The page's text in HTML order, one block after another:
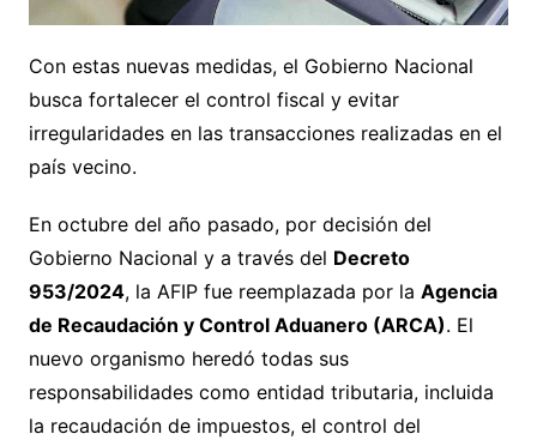
Con estas nuevas medidas, el Gobierno Nacional
busca fortalecer el control fiscal y evitar
irregularidades en las transacciones realizadas en el
país vecino.
En octubre del año pasado, por decisión del
Gobierno Nacional y a través del Decreto
953/2024, la AFIP fue reemplazada por la Agencia
de Recaudación y Control Aduanero (ARCA). El
nuevo organismo heredó todas sus
responsabilidades como entidad tributaria, incluida
la recaudación de impuestos, el control del